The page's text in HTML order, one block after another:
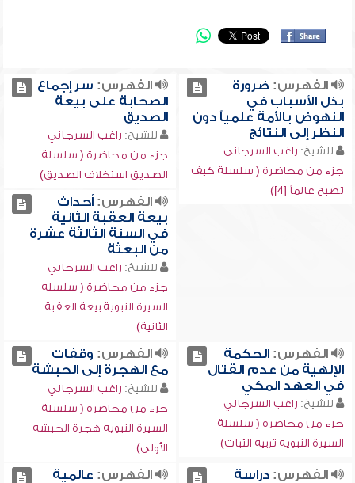
الفهرس: ضرورة
بذل الأسباب في
النهوض بالأمة علمياً دون
النظر إلى النتائج
للشيخ: راغب السرجاني
جزء من محاضرة ( سلسلة كيف
تصبح عالماً [4])
الفهرس: سر إجماع
الصحابة على بيعة
الصديق
للشيخ: راغب السرجاني
جزء من محاضرة ( سلسلة
الصديق استخلاف الصديق)
الفهرس:أحداث
بيعة العقبة الثانية
في السنة الثالثة عشرة
من البعثة
للشيخ: راغب السرجاني
جزء من محاضرة ( سلسلة
السيرة النبوية بيعة العقبة
الثانية)
الفهرس:الحكمة
الإلهية من عدم القتال
في العهد المكي
للشيخ: راغب السرجاني
جزء من محاضرة ( سلسلة
السيرة النبوية تربية الثبات)
الفهرس: وقفات
مع الهجرة إلى الحبشة
للشيخ: راغب السرجاني
جزء من محاضرة ( سلسلة
السيرة النبوية هجرة الحبشة
الأولى)
الفهرس:دراسة
الفهرس: عالمية